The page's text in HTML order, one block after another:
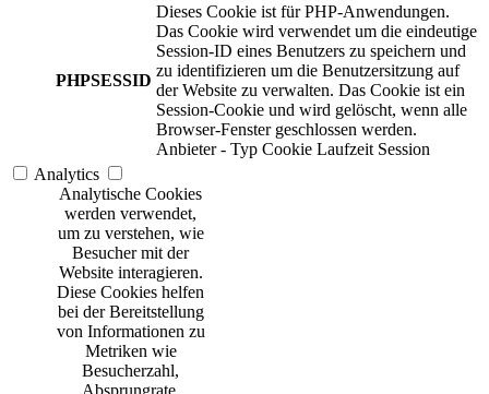
PHPSESSID
Dieses Cookie ist für PHP-Anwendungen.
Das Cookie wird verwendet um die eindeutige
Session-ID eines Benutzers zu speichern und
zu identifizieren um die Benutzersitzung auf
der Website zu verwalten. Das Cookie ist ein
Session-Cookie und wird gelöscht, wenn alle
Browser-Fenster geschlossen werden.
Anbieter - Typ Cookie Laufzeit Session
Analytics
Analytische Cookies
werden verwendet,
um zu verstehen, wie
Besucher mit der
Website interagieren.
Diese Cookies helfen
bei der Bereitstellung
von Informationen zu
Metriken wie
Besucherzahl,
Absprungrate,